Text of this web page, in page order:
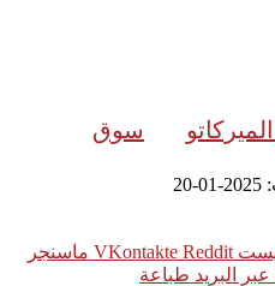
سوق
ماسنجر
البريد طباعة